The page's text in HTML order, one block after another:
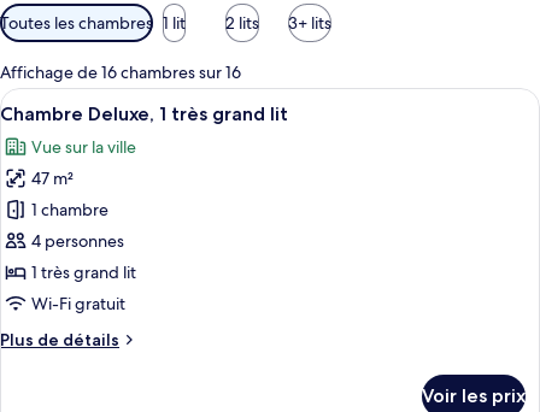
Filtres
disponibles
pour
les
chambres
Toutes les chambres 1 lit 2 lits 3+ lits
Affichage de 16 chambres sur 16
Afficher
toutes
les
photos
pour
ce
type
de
chambre :
Chambre
Une chambre d’hôtel comprenant
9
Chambre Deluxe, 1 très grand lit
Vue sur la ville
47 m²
1 chambre
4 personnes
1 très grand lit
Wi-Fi gratuit
Plus de détails
Plus
Voir les prix